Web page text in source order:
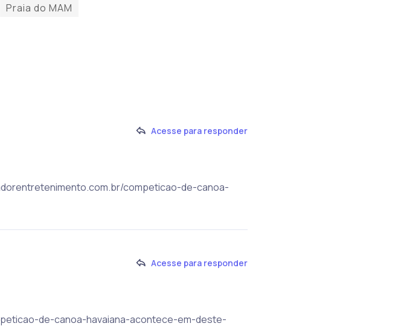
Praia do MAM
Acesse para responder
competicao-de-canoa-
Acesse para responder
de-canoa-havaiana-acontece-em-deste-